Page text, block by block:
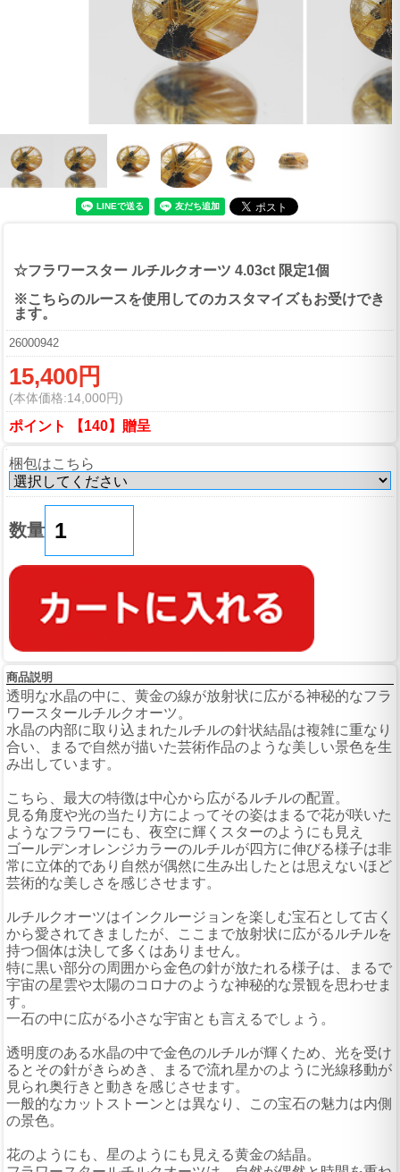
☆フラワースター ルチルクオーツ 4.03ct 限定1個
※こちらのルースを使用してのカスタマイズもお受けでき
ます。
26000942
15,400円
(本体価格:14,000円)
ポイント 【140】贈呈
梱包はこちら
数量
商品説明
透明な水晶の中に、黄金の線が放射状に広がる神秘的なフラ
ワースタールチルクオーツ。
水晶の内部に取り込まれたルチルの針状結晶は複雑に重なり
合い、まるで自然が描いた芸術作品のような美しい景色を生
み出しています。
こちら、最大の特徴は中心から広がるルチルの配置。
見る角度や光の当たり方によってその姿はまるで花が咲いた
ようなフラワーにも、夜空に輝くスターのようにも見え
ゴールデンオレンジカラーのルチルが四方に伸びる様子は非
常に立体的であり自然が偶然に生み出したとは思えないほど
芸術的な美しさを感じさせます。
ルチルクオーツはインクルージョンを楽しむ宝石として古く
から愛されてきましたが、ここまで放射状に広がるルチルを
持つ個体は決して多くはありません。
特に黒い部分の周囲から金色の針が放たれる様子は、まるで
宇宙の星雲や太陽のコロナのような神秘的な景観を思わせま
す。
一石の中に広がる小さな宇宙とも言えるでしょう。
透明度のある水晶の中で金色のルチルが輝くため、光を受け
るとその針がきらめき、まるで流れ星かのように光線移動が
見られ奥行きと動きを感じさせます。
一般的なカットストーンとは異なり、この宝石の魅力は内側
の景色。
花のようにも、星のようにも見える黄金の結晶。